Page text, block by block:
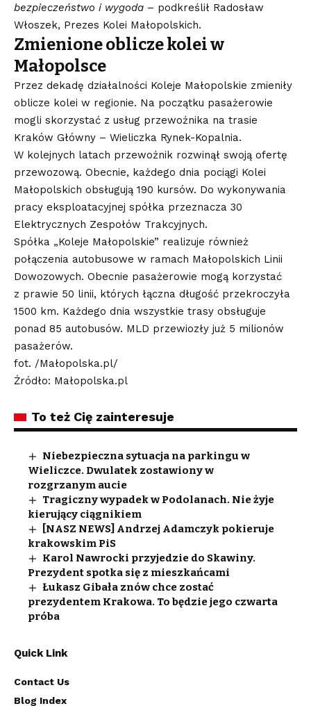
bezpieczeństwo i wygoda – podkreślił Radosław
Włoszek, Prezes Kolei Małopolskich.
Zmienione oblicze kolei w
Małopolsce
Przez dekadę działalności Koleje Małopolskie zmieniły
oblicze kolei w regionie. Na początku pasażerowie
mogli skorzystać z usług przewoźnika na trasie
Kraków Główny – Wieliczka Rynek-Kopalnia.
W kolejnych latach przewoźnik rozwinął swoją ofertę
przewozową. Obecnie, każdego dnia pociągi Kolei
Małopolskich obsługują 190 kursów. Do wykonywania
pracy eksploatacyjnej spółka przeznacza 30
Elektrycznych Zespołów Trakcyjnych.
Spółka „Koleje Małopolskie” realizuje również
połączenia autobusowe w ramach Małopolskich Linii
Dowozowych. Obecnie pasażerowie mogą korzystać
z prawie 50 linii, których łączna długość przekroczyła
1500 km. Każdego dnia wszystkie trasy obsługuje
ponad 85 autobusów. MLD przewiozły już 5 milionów
pasażerów.
fot. /Małopolska.pl/
Źródło: Małopolska.pl
To też Cię zainteresuje
Niebezpieczna sytuacja na parkingu w
Wieliczce. Dwulatek zostawiony w
rozgrzanym aucie
Tragiczny wypadek w Podolanach. Nie żyje
kierujący ciągnikiem
[NASZ NEWS] Andrzej Adamczyk pokieruje
krakowskim PiS
Karol Nawrocki przyjedzie do Skawiny.
Prezydent spotka się z mieszkańcami
Łukasz Gibała znów chce zostać
prezydentem Krakowa. To będzie jego czwarta
próba
Quick Link
Contact Us
Blog Index